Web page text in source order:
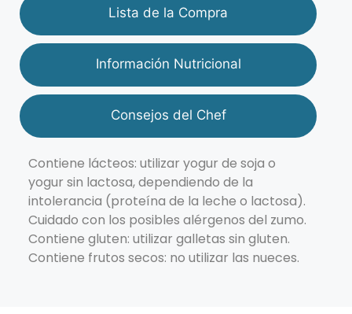
Lista de la Compra
Información Nutricional
Consejos del Chef
Contiene lácteos: utilizar yogur de soja o
yogur sin lactosa, dependiendo de la
intolerancia (proteína de la leche o lactosa).
Cuidado con los posibles alérgenos del zumo.
Contiene gluten: utilizar galletas sin gluten.
Contiene frutos secos: no utilizar las nueces.